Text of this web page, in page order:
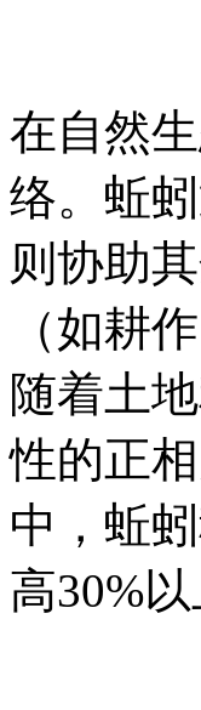
在自然
络。蚯
则协助
（如耕
随着土
性的正
中，蚯
高30%以